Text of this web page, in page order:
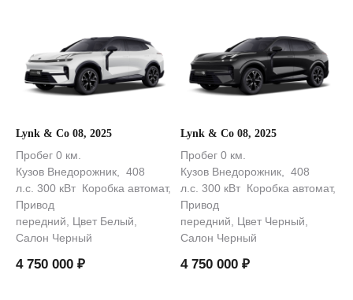
Lynk & Co 08, 2025
Пробег 0 км.
Кузов Внедорожник, 408
л.с. 300 кВт Коробка автомат,
Привод
передний, Цвет Белый,
Салон Черный
4 750 000 ₽
Lynk & Co 08, 2025
Пробег 0 км.
Кузов Внедорожник, 408
л.с. 300 кВт Коробка автомат,
Привод
передний, Цвет Черный,
Салон Черный
4 750 000 ₽